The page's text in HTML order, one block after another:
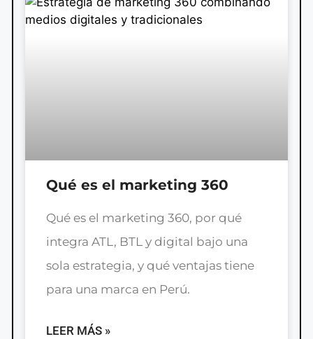
Qué es el marketing 360
Qué es el marketing 360, por qué
integra ATL, BTL y digital bajo una
sola estrategia, y qué ventajas tiene
para una marca en Perú.
LEER MÁS »